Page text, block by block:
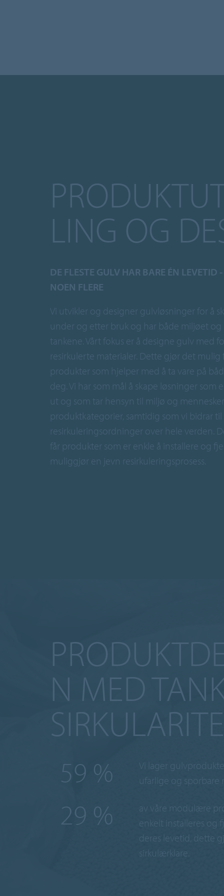
LING OG
DE FLESTE GULV HAR BARE ÉN LEVETID
NOEN FLERE
Vi utvikler og designer gulvløsninger for å
under og etter bruk og har både miljøet
tankene. Vårt fokus er å designe gulv med
resirkulerte materialer. Dette gjør det mulig
produkter som hjelper med å ta vare på
deg. Vi har som mål å skape løsninger som
ut og som tar hensyn til miljø og
produktkategorier, samtidig som vi bidrar til
resirkuleringsordninger over hele verden.
får produkter som er enkle å installere og
muliggjør en jevn resirkuleringsprosess.
N MED
100%
Vi lager
ufarlige og sporbare
50 %
av våre modulære
enkelt installeres og
deres levetid, dette
sirkulærklare.